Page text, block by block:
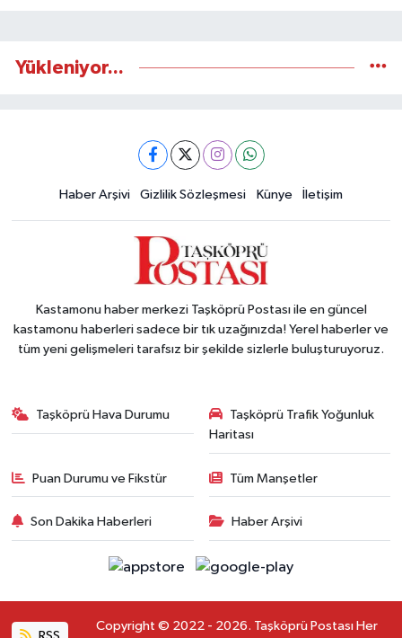
Yükleniyor...
Haber Arşivi Gizlilik Sözleşmesi Künye İletişim
Kastamonu haber merkezi Taşköprü Postası ile en güncel
kastamonu haberleri sadece bir tık uzağınızda! Yerel haberler ve
tüm yeni gelişmeleri tarafsız bir şekilde sizlerle buluşturuyoruz.
Taşköprü Hava Durumu
Taşköprü Trafik Yoğunluk
Haritası
Puan Durumu ve Fikstür Tüm Manşetler
Son Dakika Haberleri Haber Arşivi
Copyright © 2022 - 2026. Taşköprü Postası Her